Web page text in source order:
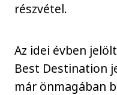
részvétel.
Az idei évben
Best Destination
már önmagában